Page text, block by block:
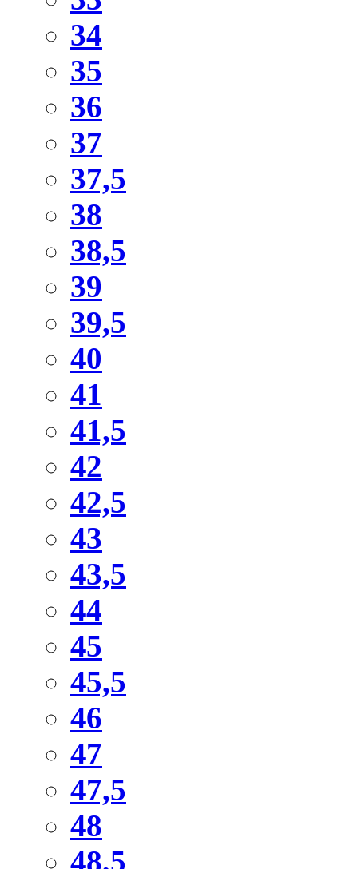
34
35
36
37
37,5
38
38,5
39
39,5
40
41
41,5
42
42,5
43
43,5
44
45
45,5
46
47
47,5
48
48,5